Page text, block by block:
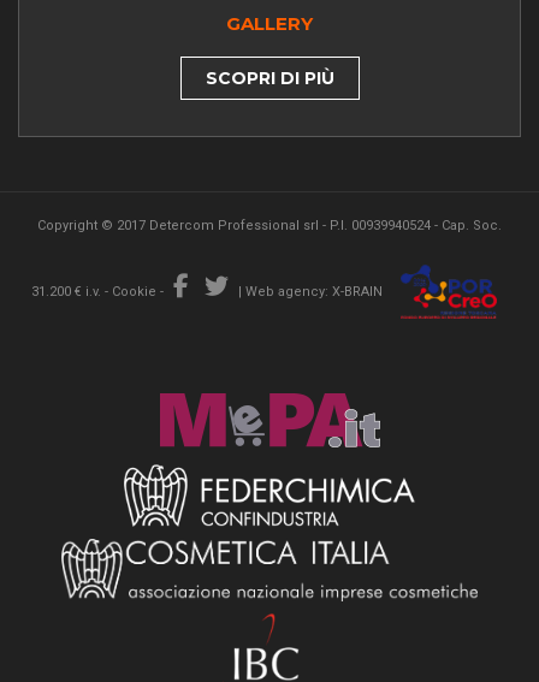
GALLERY
SCOPRI DI PIÙ
Copyright © 2017 Detercom Professional srl - P.I. 00939940524 - Cap. Soc.
31.200 € i.v. - Cookie - | Web agency: X-BRAIN